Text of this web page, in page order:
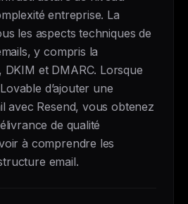
entreprise. La
les aspects techniques de
y compris la
et DMARC. Lorsque
d’ajouter une
avec Resend, vous obtenez
de qualité
à comprendre les
email.